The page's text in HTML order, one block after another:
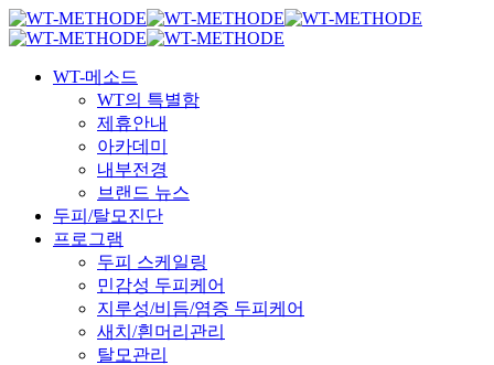
국내 최초 두피케어 브랜드
국내 최초 두피케어 브랜드
Skip
to
content
Menu
WT-메소드
WT의 특별함
제휴안내
아카데미
내부전경
브랜드 뉴스
두피/탈모진단
프로그램
두피 스케일링
민감성 두피케어
지루성/비듬/염증 두피케어
새치/흰머리관리
탈모관리